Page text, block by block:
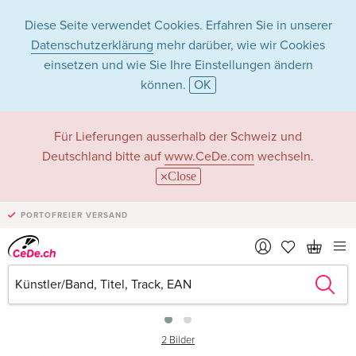
Diese Seite verwendet Cookies. Erfahren Sie in unserer
Datenschutzerklärung mehr darüber, wie wir Cookies
einsetzen und wie Sie Ihre Einstellungen ändern
können. OK
Für Lieferungen ausserhalb der Schweiz und
Deutschland bitte auf www.CeDe.com wechseln.
Close
PORTOFREIER VERSAND
2 Bilder